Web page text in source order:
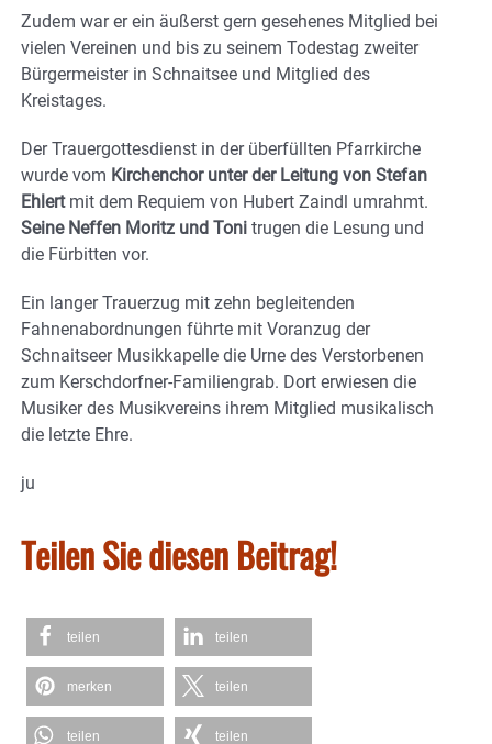
Zudem war er ein äußerst gern gesehenes Mitglied bei
vielen Vereinen und bis zu seinem Todestag zweiter
Bürgermeister in Schnaitsee und Mitglied des
Kreistages.
Der Trauergottesdienst in der überfüllten Pfarrkirche
wurde vom Kirchenchor unter der Leitung von Stefan
Ehlertmit dem Requiem von Hubert Zaindl umrahmt.
Seine Neffen Moritz und Toni trugen die Lesung und
die Fürbitten vor.
Ein langer Trauerzug mit zehn begleitenden
Fahnenabordnungen führte mit Voranzug der
Schnaitseer Musikkapelle die Urne des Verstorbenen
zum Kerschdorfner-Familiengrab. Dort erwiesen die
Musiker des Musikvereins ihrem Mitglied musikalisch
die letzte Ehre.
ju
Teilen Sie diesen Beitrag!
teilen teilen
merken teilen
teilen teilen